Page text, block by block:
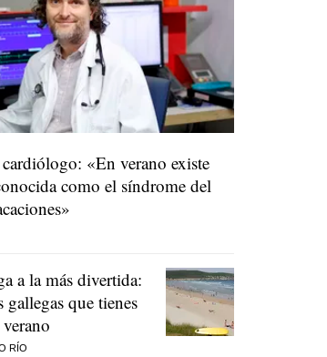
«En verano existe
como el síndrome del
a la más divertida:
gallegas que tienes
RÍO